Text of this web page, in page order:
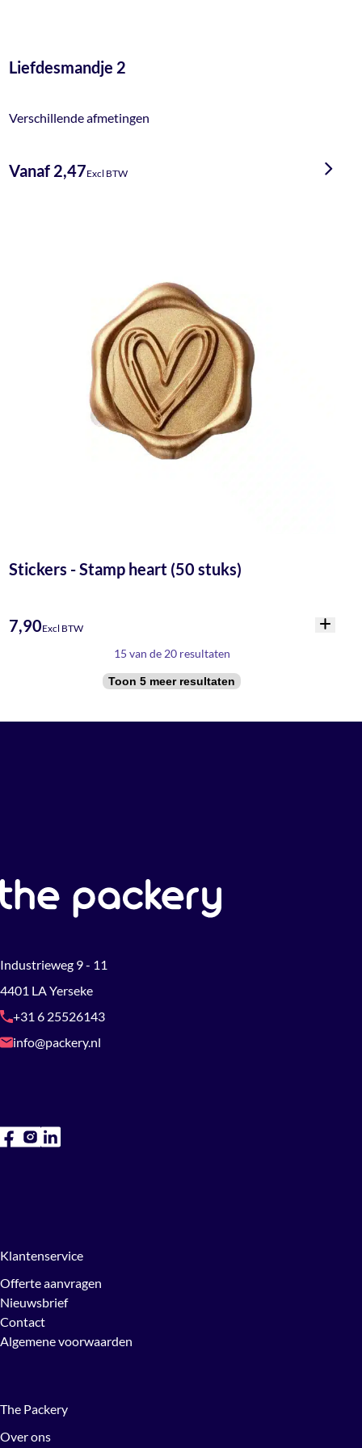
Liefdesmandje 2
Verschillende afmetingen
Vanaf 2,47Excl BTW
Stickers - Stamp heart (50 stuks)
7,90Excl BTW
15 van de 20 resultaten
Toon 5 meer resultaten
Industrieweg 9 - 11
4401 LA Yerseke
+31 6 25526143
info@packery.nl
Klantenservice
Offerte aanvragen
Nieuwsbrief
Contact
Algemene voorwaarden
The Packery
Over ons